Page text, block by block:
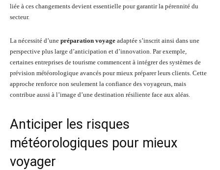
liée à ces changements devient essentielle pour garantir la pérennité du
secteur.
La nécessité d’une préparation voyage adaptée s’inscrit ainsi dans une
perspective plus large d’anticipation et d’innovation. Par exemple,
certaines entreprises de tourisme commencent à intégrer des systèmes de
prévision météorologique avancés pour mieux préparer leurs clients. Cette
approche renforce non seulement la confiance des voyageurs, mais
contribue aussi à l’image d’une destination résiliente face aux aléas.
Anticiper les risques
météorologiques pour mieux
voyager